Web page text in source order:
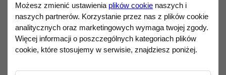
aluminium klasy lotniczej (CNC) zapewnia
wysoką odporność na wibracje, doskonałe
odprowadzanie ciepła oraz elegancki wygląd
pasujący do nowoczesnych systemów audio.
Możesz zmienić ustawienia plików cookie naszych i
naszych partnerów. Korzystanie przez nas z plików cookie
analitycznych oraz marketingowych wymaga twojej zgody.
Więcej informacji o poszczególnych kategoriach plików
cookie, które stosujemy w serwisie, znajdziesz poniżej.